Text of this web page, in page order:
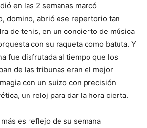
en las 2 semanas marcó
domino, abrió ese repertorio tan
de tenis, en un concierto de música
con su raqueta como batuta. Y
fue disfrutada al tiempo que los
de las tribunas eran el mejor
con un suizo con precisión
un reloj para dar la hora cierta.
es reflejo de su semana